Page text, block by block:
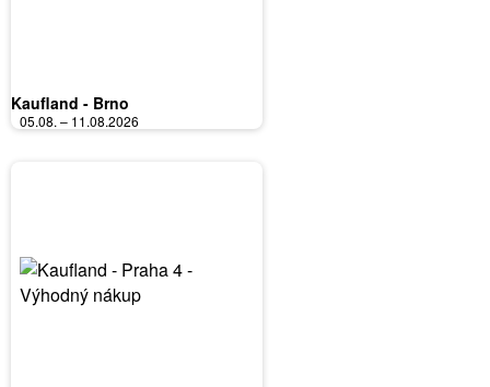
Kaufland - Brno
05.08. – 11.08.2026